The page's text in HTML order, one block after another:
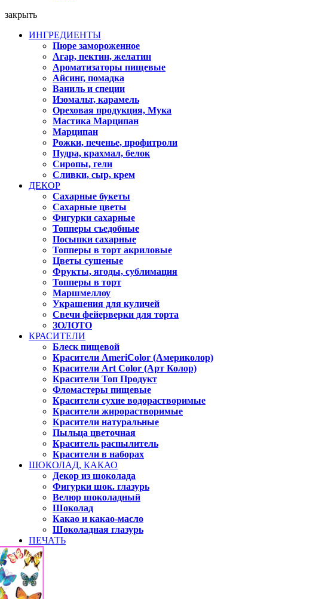
закрыть
ИНГРЕДИЕНТЫ
Пюре замороженное
Агар, пектин, желатин
Ароматизаторы пищевые
Айсинг, помадка
Ваниль и специи
Изомальт, карамель
Ореховая продукция, Мука
Мастика Марципан
Марципан
Рожки, печенье, профитроли
Пудра, крахмал, белок
Сиропы, гели
Сливки, сыр, крем
ДЕКОР
Сахарные букеты
Сахарные цветы
Фигурки сахарные
Топперы съедобные
Посыпки сахарные
Топперы в торт акриловые
Цветы сушеные
Фрукты, ягоды, сублимация
Топперы в торт
Маршмеллоу
Украшения для куличей
Свечи фейерверки для торта
ЗОЛОТО
КРАСИТЕЛИ
Блеск пищевой
Красители AmeriColor (Америколор)
Красители Art Color (Арт Колор)
Красители Топ Продукт
Фломастеры пищевые
Красители сухие водорастворимые
Красители жирорастворимые
Красители натуральные
Пыльца цветочная
Краситель распылитель
Красители в наборах
ШОКОЛАД, КАКАО
Декор из шоколада
Фигурки шок. глазурь
Велюр шоколадный
Шоколад
Какао и какао-масло
Шоколадная глазурь
ПЕЧАТЬ